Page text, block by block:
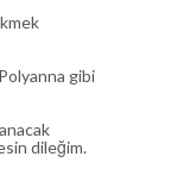
gibi
dileğim.